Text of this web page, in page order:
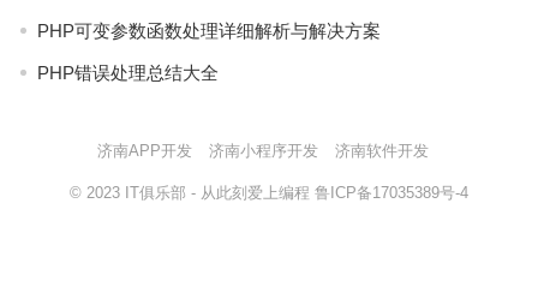
PHP可变参数函数处理详细解析与解决方案
PHP错误处理总结大全
济南APP开发 济南小程序开发 济南软件开发
© 2023 IT俱乐部 - 从此刻爱上编程 鲁ICP备17035389号-4